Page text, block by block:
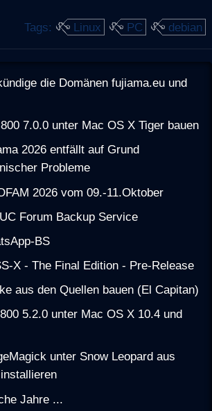
Tags: Linux PC debian
die Domänen fujiama.eu und
7.0.0 unter Mac OS X Tiger bauen
2026 entfällt auf Grund
Probleme
2026 vom 09.-11.Oktober
Forum Backup Service
BS
X - The Final Edition - Pre-Release
aus den Quellen bauen (El Capitan)
5.2.0 unter Mac OS X 10.4 und
unter Snow Leopard aus
Jahre ...